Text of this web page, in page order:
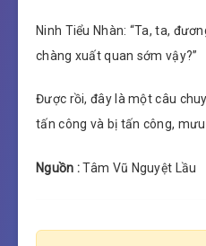
Ninh Tiểu Nhàn: “Ta, ta,
chàng xuất quan sớm vậy?”
Được rồi, đây là một câu
tấn công và bị tấn công,
Nguồn :Tâm Vũ Nguyệt Lầu